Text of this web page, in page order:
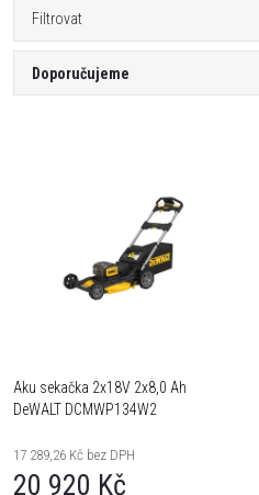
Filtrovat
Ř
p
r
Doporučujeme
s
p
Aku sekačka 2x18V 2x8,0 Ah
DeWALT DCMWP134W2
17 289,26 Kč bez DPH
20 920 Kč